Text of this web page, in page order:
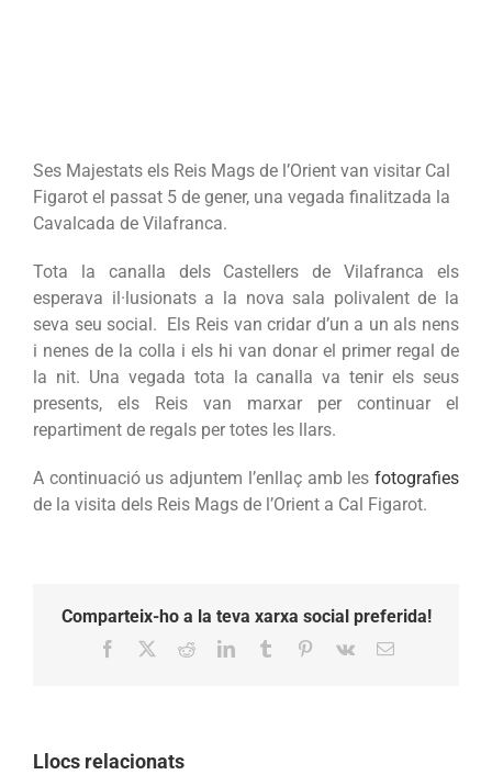
Ses Majestats els Reis Mags de l’Orient van visitar Cal
Figarot el passat 5 de gener, una vegada finalitzada la
Cavalcada de Vilafranca.
Tota la canalla dels Castellers de Vilafranca els
esperava il·lusionats a la nova sala polivalent de la
seva seu social. Els Reis van cridar d’un a un als nens
i nenes de la colla i els hi van donar el primer regal de
la nit. Una vegada tota la canalla va tenir els seus
presents, els Reis van marxar per continuar el
repartiment de regals per totes les llars.
A continuació us adjuntem l’enllaç amb les fotografies
de la visita dels Reis Mags de l’Orient a Cal Figarot.
Comparteix-ho a la teva xarxa social preferida!
Facebook RedditLinkedInTumblr Pinterest
Vk Email:
Llocs relacionats